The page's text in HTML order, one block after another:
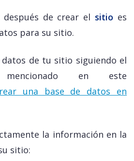
de crear el sitio es
para su sitio.
datos de tu sitio siguiendo el
mencionado en este
una base de datos en
la información en la
sitio: